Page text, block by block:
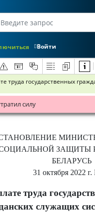
Войти
труда государственных
силу
ЗАЩИТЫ
БЕЛАРУСЬ
31 октября 2022 г.
труда
служащих